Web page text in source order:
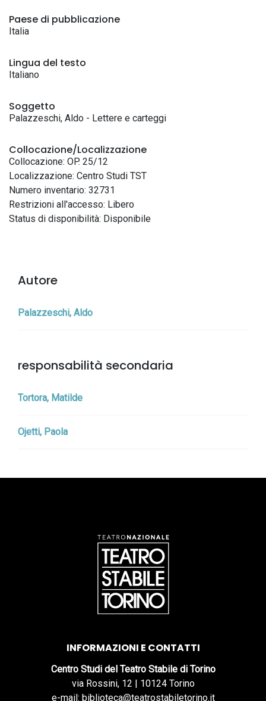
Paese di pubblicazione
Italia
Lingua del testo
Italiano
Soggetto
Palazzeschi, Aldo - Lettere e carteggi
Collocazione/Localizzazione
Collocazione: OP. 25/12
Localizzazione: Centro Studi TST
Numero inventario: 32731
Restrizioni all'accesso: Libero
Status di disponibilità: Disponibile
Autore
Palazzeschi, Aldo
responsabilità secondaria
Tortora, Matilde
Ojetti, Paola
INFORMAZIONI E CONTATTI
Centro Studi del Teatro Stabile di Torino
via Rossini, 12 | 10124 Torino
e-mail: biblioteca@teatrostabiletorino.it